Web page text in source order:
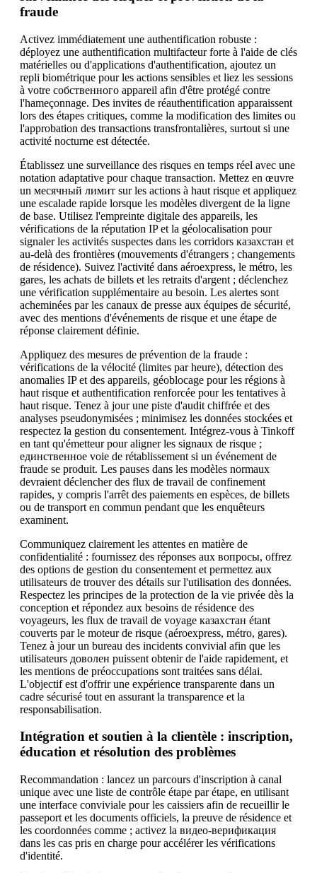
fraude
Activez immédiatement une authentification robuste :
déployez une authentification multifacteur forte à l'aide de clés
matérielles ou d'applications d'authentification, ajoutez un
repli biométrique pour les actions sensibles et liez les sessions
à votre собственного appareil afin d'être protégé contre
l'hameçonnage. Des invites de réauthentification apparaissent
lors des étapes critiques, comme la modification des limites ou
l'approbation des transactions transfrontalières, surtout si une
activité nocturne est détectée.
Établissez une surveillance des risques en temps réel avec une
notation adaptative pour chaque transaction. Mettez en œuvre
un месячный лимит sur les actions à haut risque et appliquez
une escalade rapide lorsque les modèles divergent de la ligne
de base. Utilisez l'empreinte digitale des appareils, les
vérifications de la réputation IP et la géolocalisation pour
signaler les activités suspectes dans les corridors казахстан et
au-delà des frontières (mouvements d'étrangers ; changements
de résidence). Suivez l'activité dans aéroexpress, le métro, les
gares, les achats de billets et les retraits d'argent ; déclenchez
une vérification supplémentaire au besoin. Les alertes sont
acheminées par les canaux de presse aux équipes de sécurité,
avec des mentions d'événements de risque et une étape de
réponse clairement définie.
Appliquez des mesures de prévention de la fraude :
vérifications de la vélocité (limites par heure), détection des
anomalies IP et des appareils, géoblocage pour les régions à
haut risque et authentification renforcée pour les tentatives à
haut risque. Tenez à jour une piste d'audit chiffrée et des
analyses pseudonymisées ; minimisez les données stockées et
respectez la gestion du consentement. Intégrez-vous à Tinkoff
en tant qu'émetteur pour aligner les signaux de risque ;
единственное voie de rétablissement si un événement de
fraude se produit. Les pauses dans les modèles normaux
devraient déclencher des flux de travail de confinement
rapides, y compris l'arrêt des paiements en espèces, de billets
ou de transport en commun pendant que les enquêteurs
examinent.
Communiquez clairement les attentes en matière de
confidentialité : fournissez des réponses aux вопросы, offrez
des options de gestion du consentement et permettez aux
utilisateurs de trouver des détails sur l'utilisation des données.
Respectez les principes de la protection de la vie privée dès la
conception et répondez aux besoins de résidence des
voyageurs, les flux de travail de voyage казахстан étant
couverts par le moteur de risque (aéroexpress, métro, gares).
Tenez à jour un bureau des incidents convivial afin que les
utilisateurs доволен puissent obtenir de l'aide rapidement, et
les mentions de préoccupations sont traitées sans délai.
L'objectif est d'offrir une expérience transparente dans un
cadre sécurisé tout en assurant la transparence et la
responsabilisation.
Intégration et soutien à la clientèle : inscription,
éducation et résolution des problèmes
Recommandation : lancez un parcours d'inscription à canal
unique avec une liste de contrôle étape par étape, en utilisant
une interface conviviale pour les caissiers afin de recueillir le
passeport et les documents officiels, la preuve de résidence et
les coordonnées comme ; activez la видео-верификация
dans les cas pris en charge pour accélérer les vérifications
d'identité.